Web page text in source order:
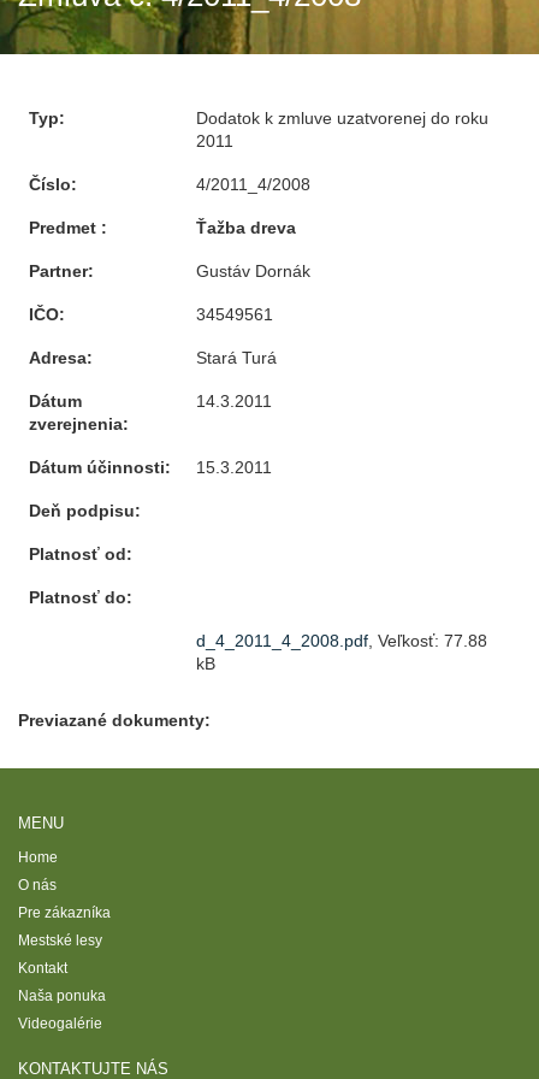
Typ:
Dodatok k zmluve uzatvorenej do roku
2011
Číslo: 4/2011_4/2008
Predmet : Ťažba dreva
Partner: Gustáv Dornák
IČO: 34549561
Adresa: Stará Turá
Dátum
zverejnenia:
14.3.2011
Dátum účinnosti: 15.3.2011
Deň podpisu:
Platnosť od:
Platnosť do:
d_4_2011_4_2008.pdf, Veľkosť: 77.88
kB
Previazané dokumenty:
MENU
Home
O nás
Pre zákazníka
Mestské lesy
Kontakt
Naša ponuka
Videogalérie
KONTAKTUJTE NÁS